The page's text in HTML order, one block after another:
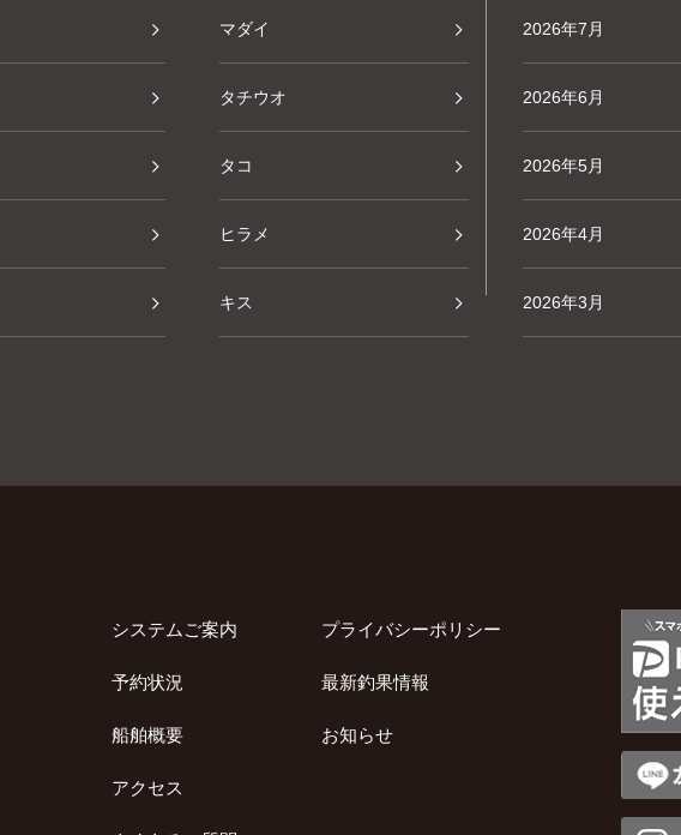
マダイ
タチウオ
タコ
ヒラメ
キス
2026年7月
2026年6月
2026年5月
2026年4月
2026年3月
システムご案内
予約状況
船舶概要
アクセス
プライバシーポリシー
最新釣果情報
お知らせ